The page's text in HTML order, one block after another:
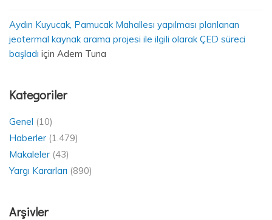
Aydın Kuyucak, Pamucak Mahallesı yapılması planlanan
jeotermal kaynak arama projesi ile ilgili olarak ÇED süreci
başladı için Adem Tuna
Kategoriler
Genel (10)
Haberler (1.479)
Makaleler (43)
Yargı Kararları (890)
Arşivler